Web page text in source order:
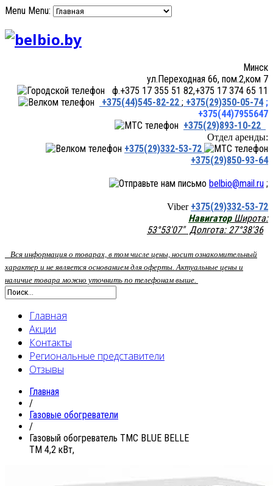
Menu Menu:
Минск
ул.Переходная 66, пом.2,ком 7
ф.+375 17 355 51 82,+375 17 374 65 11
+375(44)545-82-22 ; +375(29)350-05-74 ;
+375(44)7955647
+375(29)893-10-22
Отдел аренды:
+375(29)332-53-72
+375(29)850-93-64
belbio@mail.ru ;
Viber +375(29)332-53-72
НавигаторШирота:
53°53'07" Долгота: 27°38'36
Вся информация о товарах, в том числе цены, носит ознакомительный
характер и не является основанием для оферты. Актуальные цены и
наличие товара можно уточнить по телефонам выше.
Главная
Акции
Контакты
Региональные представители
Отзывы
Главная
/
Газовые обогреватели
/
Газовый обогреватель ТМС BLUE BELLE
ТМ 4,2 кВт,